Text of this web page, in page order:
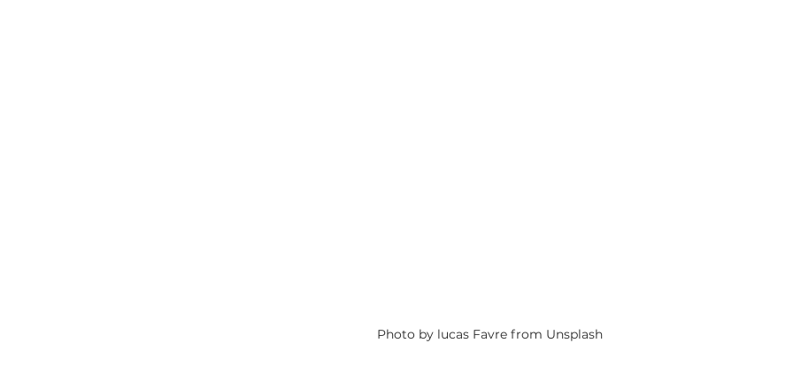
Photo by lucas Favre from Unsplash